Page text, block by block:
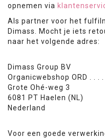
opnemen via
Als partner voor het
Dimass. Mocht je iets
naar het volgende adres:
Dimass Group BV
Organicwebshop ORD . . . . .
Grote Ohé-weg 3
6081 PT Haelen (NL)
Nederland
Voor een goede